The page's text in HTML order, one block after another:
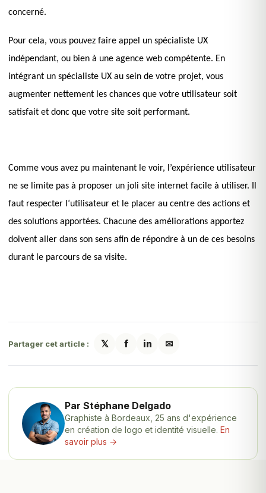
concerné.
Pour cela, vous pouvez faire appel un spécialiste UX
indépendant, ou bien à une agence web compétente. En
intégrant un spécialiste UX au sein de votre projet, vous
augmenter nettement les chances que votre utilisateur soit
satisfait et donc que votre site soit performant.
Comme vous avez pu maintenant le voir, l’expérience utilisateur
ne se limite pas à proposer un joli site internet facile à utiliser. Il
faut respecter l’utilisateur et le placer au centre des actions et
des solutions apportées. Chacune des améliorations apportez
doivent aller dans son sens afin de répondre à un de ces besoins
durant le parcours de sa visite.
Partager cet article : 𝕏 f in ✉
Par Stéphane Delgado
Graphiste à Bordeaux, 25 ans d'expérience
en création de logo et identité visuelle. En
savoir plus →